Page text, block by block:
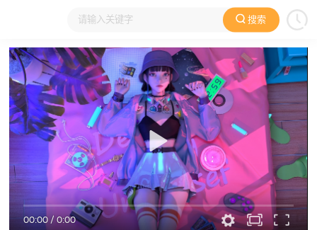
搜索
大家在看 日本动漫 国产动漫 欧美动漫 动漫电影
00:00/0:00